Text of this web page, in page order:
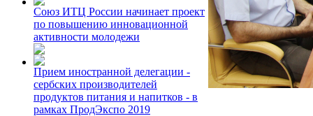
Союз ИТЦ России начинает проект
по повышению инновационной
активности молодежи
Прием иностранной делегации -
сербских производителей
продуктов питания и напитков - в
рамках ПродЭкспо 2019